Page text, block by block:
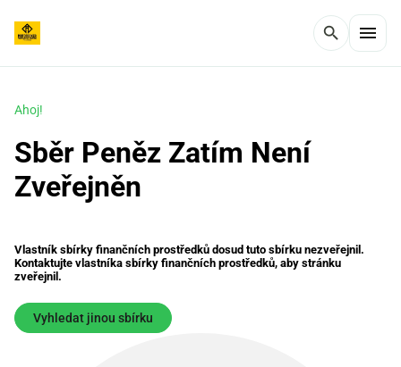
search menu
Ahoj!
Sběr Peněz Zatím Není
Zveřejněn
Vlastník sbírky finančních prostředků dosud tuto sbírku nezveřejnil.
Kontaktujte vlastníka sbírky finančních prostředků, aby stránku
zveřejnil.
Vyhledat jinou sbírku